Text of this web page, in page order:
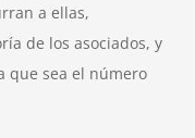
a ellas,
de los asociados, y
que sea el número